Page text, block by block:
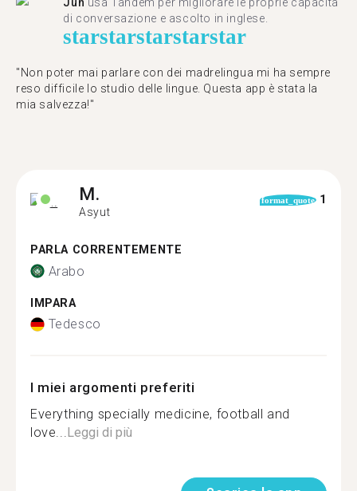
di conversazione e ascolto in inglese.
starstarstarstarstar
"Non poter mai parlare con dei madrelingua mi ha sempre
reso difficile lo studio delle lingue. Questa app è stata la
mia salvezza!"
M.
Asyut
format_quote 1
PARLA CORRENTEMENTE
Arabo
IMPARA
Tedesco
I miei argomenti preferiti
Everything specially medicine, football and
love...Leggi di più